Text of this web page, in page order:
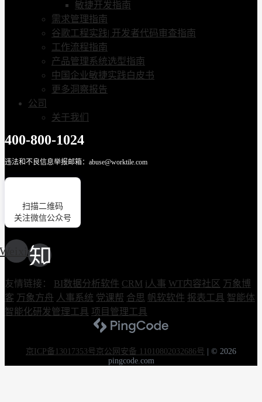
敏捷开发指南
需求管理指南
谷歌工程实践| 开发者代码审查指南
工作流程指南
产品管理系统选型指南
中国企业敏捷实践白皮书
更多洞察报告
公司
关于我们
400-800-1024
违法和不良信息举报邮箱：abuse@worktile.com
扫描二维码
关注微信公众号
Weixin
友情链接： BI数据分析软件 CRM i人事 WT内容社区 万象博
客 万象方舟 人事系统 党课帮 合思 帆软软件 报表工具 智能体
智能化研发管理工具 项目管理工具
京ICP备13017353号京公网安备 11010802032686号
© 2026
pingcode.com